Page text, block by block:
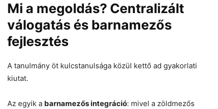
Mi a megoldás? Centralizált
válogatás és barnamezős
fejlesztés
A tanulmány öt kulcstanulsága közül kettő ad gyakorlati
kiutat.
Az egyik a barnamezős integráció: mivel a zöldmezős